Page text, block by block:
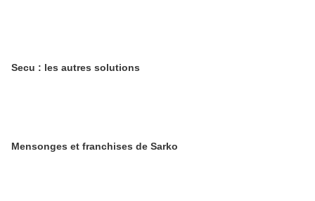
Secu : les autres solutions
Mensonges et franchises de Sarko